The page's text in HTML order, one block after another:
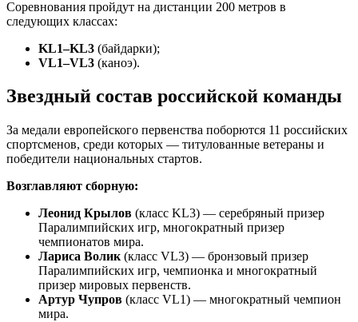
Соревнования пройдут на дистанции 200 метров в
следующих классах:
KL1–KL3 (байдарки);
VL1–VL3 (каноэ).
Звездный состав российской команды
За медали европейского первенства поборются 11 российских
спортсменов, среди которых — титулованные ветераны и
победители национальных стартов.
Возглавляют сборную:
Леонид Крылов (класс KL3) — серебряный призер
Паралимпийских игр, многократный призер
чемпионатов мира.
Лариса Волик (класс VL3) — бронзовый призер
Паралимпийских игр, чемпионка и многократный
призер мировых первенств.
Артур Чупров (класс VL1) — многократный чемпион
мира.